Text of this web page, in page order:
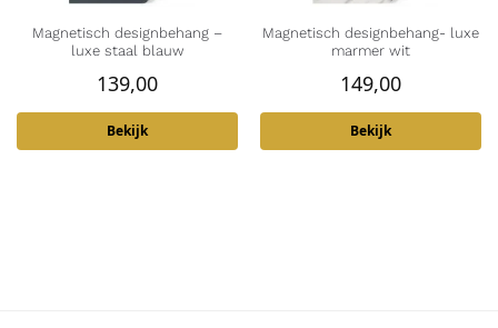
Magnetisch designbehang –
luxe staal blauw
139,00
Bekijk
Magnetisch designbehang- luxe
marmer wit
149,00
Bekijk